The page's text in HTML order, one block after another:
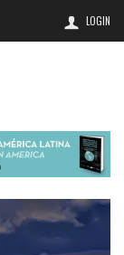
LOGIN